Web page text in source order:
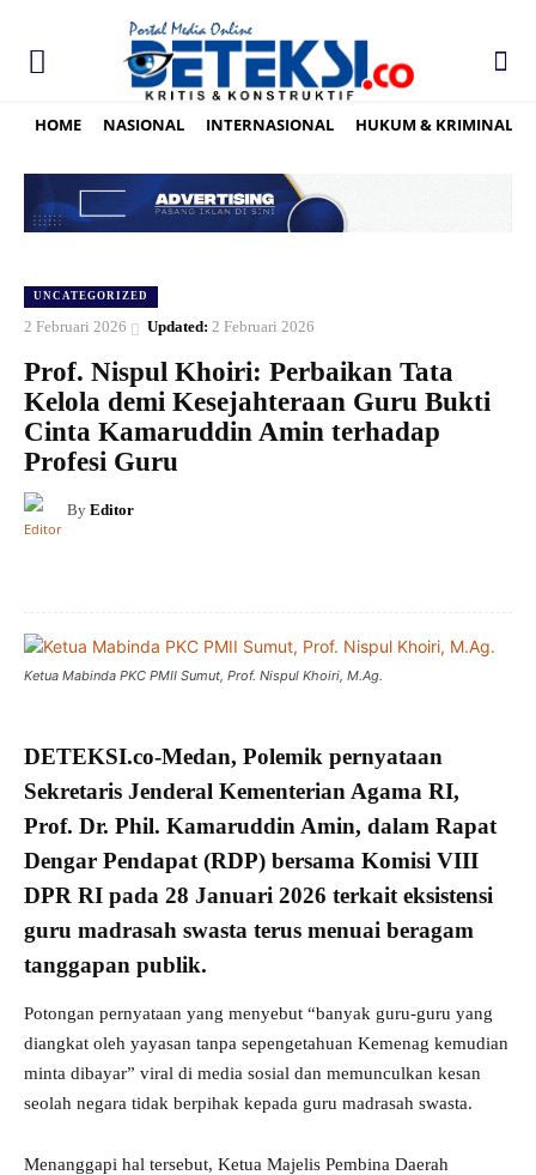
HOME NASIONAL INTERNASIONAL HUKUM & KRIMINAL
UNCATEGORIZED
2 Februari 2026 Updated: 2 Februari 2026
Prof. Nispul Khoiri: Perbaikan Tata
Kelola demi Kesejahteraan Guru Bukti
Cinta Kamaruddin Amin terhadap
Profesi Guru
By Editor
Ketua Mabinda PKC PMII Sumut, Prof. Nispul Khoiri, M.Ag.
DETEKSI.co-Medan, Polemik pernyataan
Sekretaris Jenderal Kementerian Agama RI,
Prof. Dr. Phil. Kamaruddin Amin, dalam Rapat
Dengar Pendapat (RDP) bersama Komisi VIII
DPR RI pada 28 Januari 2026 terkait eksistensi
guru madrasah swasta terus menuai beragam
tanggapan publik.
Potongan pernyataan yang menyebut “banyak guru-guru yang
diangkat oleh yayasan tanpa sepengetahuan Kemenag kemudian
minta dibayar” viral di media sosial dan memunculkan kesan
seolah negara tidak berpihak kepada guru madrasah swasta.
Menanggapi hal tersebut, Ketua Majelis Pembina Daerah